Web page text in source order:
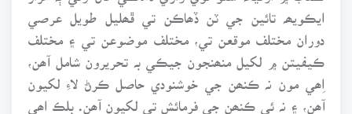
ايڪويھہ تائين جي ٽن ڏھاڪن تي ڦھليل طويل عرصي
دوران مختلف موقعن تي، مختلف موضوعن تي ۽ مختلف
ڪيفيتن ۾ لکيل منھنجون جيڪي بہ تحريرون شامل آھن،
اِھي مون نہ ڪنھن جي خوشنودي حاصل ڪرڻ لاءِ لکيون
آھن، ۽ نہ ئي ڪنھن جي فرمائش تي لکيون آھن. بلڪ اھي